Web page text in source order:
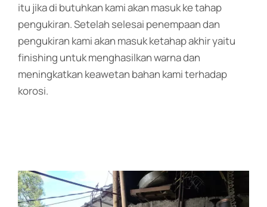
itu jika di butuhkan kami akan masuk ke tahap
pengukiran. Setelah selesai penempaan dan
pengukiran kami akan masuk ketahap akhir yaitu
finishing untuk menghasilkan warna dan
meningkatkan keawetan bahan kami terhadap
korosi.